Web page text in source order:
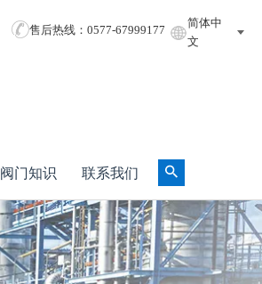
售后热线：0577-67999177
简体中
文
阀门知识 联系我们